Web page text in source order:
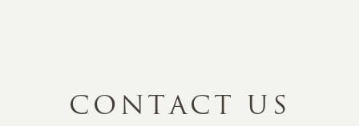
CONTACT US